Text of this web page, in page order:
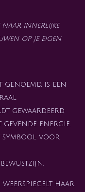
naar innerlijke
op je eigen
is een
gewaardeerd
energie.
symbool voor
weerspiegelt haar